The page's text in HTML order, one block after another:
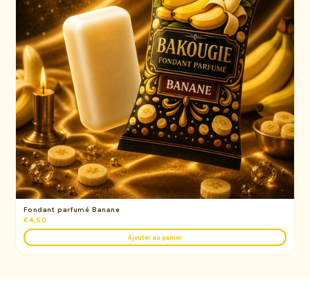
Fondant parfumé Banane
€4,50
Ajouter au panier